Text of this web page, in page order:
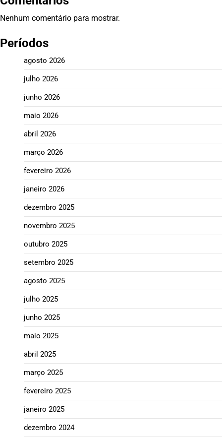
Nenhum comentário para mostrar.
Períodos
agosto 2026
julho 2026
junho 2026
maio 2026
abril 2026
março 2026
fevereiro 2026
janeiro 2026
dezembro 2025
novembro 2025
outubro 2025
setembro 2025
agosto 2025
julho 2025
junho 2025
maio 2025
abril 2025
março 2025
fevereiro 2025
janeiro 2025
dezembro 2024